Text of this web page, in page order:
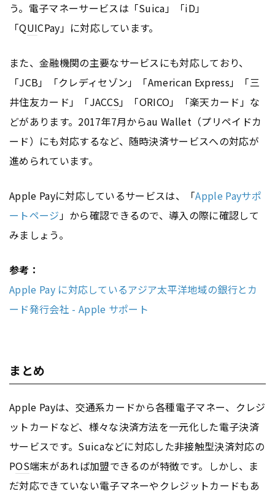
う。電子マネーサービスは「Suica」「iD」
「QUICPay」に対応しています。
また、金融機関の主要なサービスにも対応しており、
「JCB」「クレディセゾン」「American Express」「三
井住友カード」「JACCS」「ORICO」「楽天カード」な
どがあります。2017年7月からau Wallet（プリペイドカ
ード）にも対応するなど、随時決済サービスへの対応が
進められています。
Apple Payに対応しているサービスは、「Apple Payサポ
ートページ」から確認できるので、導入の際に確認して
みましょう。
参考：
Apple Pay に対応しているアジア太平洋地域の銀行とカ
ード発行会社 - Apple サポート
まとめ
Apple Payは、交通系カードから各種電子マネー、クレジ
ットカードなど、様々な決済方法を一元化した電子決済
サービスです。Suicaなどに対応した非接触型決済対応の
POS端末があれば加盟できるのが特徴です。しかし、ま
だ対応できていない電子マネーやクレジットカードもあ